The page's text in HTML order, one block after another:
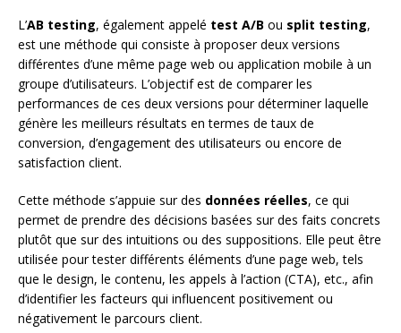
L’AB testing, également appelé test A/B ou split testing,
est une méthode qui consiste à proposer deux versions
différentes d’une même page web ou application mobile à un
groupe d’utilisateurs. L’objectif est de comparer les
performances de ces deux versions pour déterminer laquelle
génère les meilleurs résultats en termes de taux de
conversion, d’engagement des utilisateurs ou encore de
satisfaction client.
Cette méthode s’appuie sur des données réelles, ce qui
permet de prendre des décisions basées sur des faits concrets
plutôt que sur des intuitions ou des suppositions. Elle peut être
utilisée pour tester différents éléments d’une page web, tels
que le design, le contenu, les appels à l’action (CTA), etc., afin
d’identifier les facteurs qui influencent positivement ou
négativement le parcours client.